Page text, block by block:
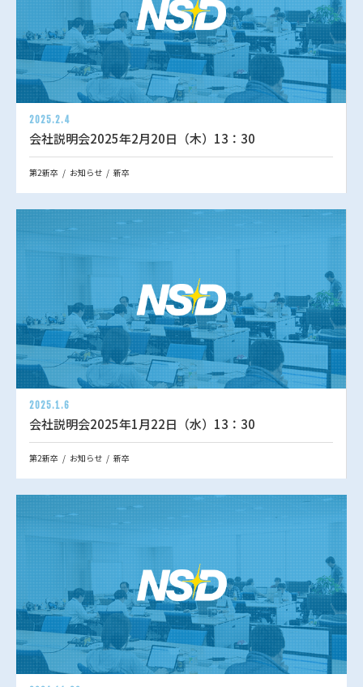
2025.2.4
会社説明会2025年2月20日（木）13：30
第2新卒 お知らせ 新卒
2025.1.6
会社説明会2025年1月22日（水）13：30
第2新卒 お知らせ 新卒